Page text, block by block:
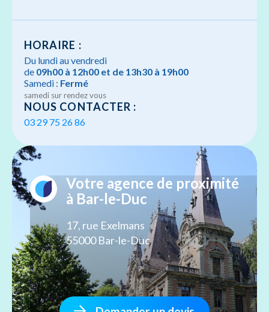
HORAIRE :
Du lundi au vendredi
de 09h00 à 12h00 et de 13h30 à 19h00
Samedi : Fermé
samedi sur rendez vous
NOUS CONTACTER :
03 29 75 26 86
Votre agence de proximité
à Bar-le-Duc
17, rue Exelmans
55000 Bar-le-Duc